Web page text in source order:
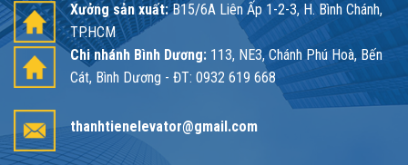
Xưởng sản xuất:B15/6A Liên Ấp 1-2-3, H. Bình Chánh,
TP.HCM
Chi nhánh Bình Dương: 113, NE3, Chánh Phú Hoà, Bến
Cát, Bình Dương - ĐT: 0932 619 668
thanhtienelevator@gmail.com